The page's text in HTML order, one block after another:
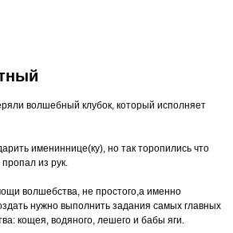
волшебный клубок, который исполняет
имениннице(ку), но так торопились что
из рук.
волшебства, не простого,а именно
нужно выполнить задания самых главных
кощея, водяного, лешего и бабы яги.